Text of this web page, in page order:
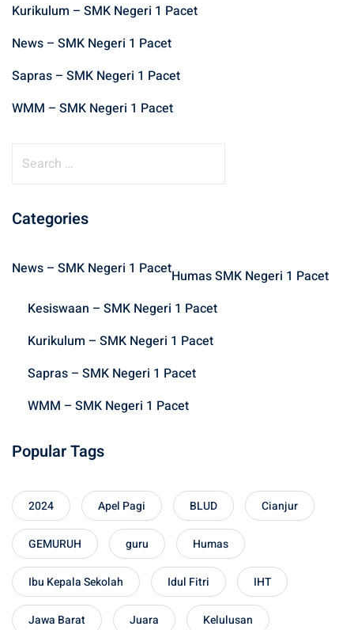
Kurikulum – SMK Negeri 1 Pacet
News – SMK Negeri 1 Pacet
Sapras – SMK Negeri 1 Pacet
WMM – SMK Negeri 1 Pacet
r
f
Categories
News – SMK Negeri 1 PacetHumas SMK Negeri 1 Pacet
Kesiswaan – SMK Negeri 1 Pacet
Kurikulum – SMK Negeri 1 Pacet
Sapras – SMK Negeri 1 Pacet
WMM – SMK Negeri 1 Pacet
Popular Tags
2024 Apel Pagi BLUD Cianjur
GEMURUH guru Humas
Ibu Kepala Sekolah Idul Fitri IHT
Jawa Barat Juara Kelulusan